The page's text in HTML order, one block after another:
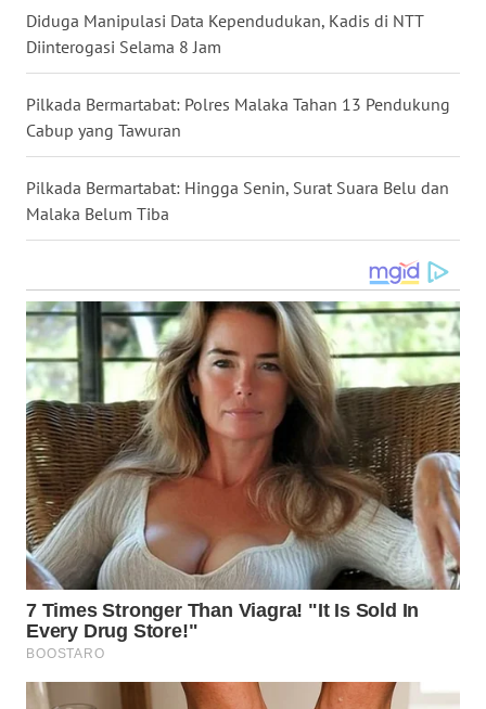
Diduga Manipulasi Data Kependudukan, Kadis di NTT
Diinterogasi Selama 8 Jam
Pilkada Bermartabat: Polres Malaka Tahan 13 Pendukung
Cabup yang Tawuran
Pilkada Bermartabat: Hingga Senin, Surat Suara Belu dan
Malaka Belum Tiba
WN
NUSANTARA
WN
JOGJA
WN
JATIM
BALI
WN
KALBAR
WN
KALTENG
WN
KALTARA
WN
KALSEL
KALTIM